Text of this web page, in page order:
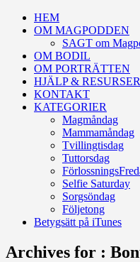
HEM
OM MAGPODDEN
SAGT om
OM BODIL
OM PORTRÄTTEN
HJÄLP & RESURSER
KONTAKT
KATEGORIER
Magmåndag
Mammamåndag
Tvillingtisdag
Tuttorsdag
Selfie Saturday
Sorgsöndag
Följetong
Betygsätt på iTunes
Archives for :